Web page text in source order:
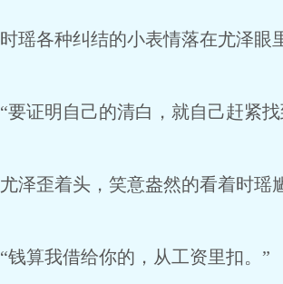
时瑶各种纠结的小表情落在尤泽眼
“要证明自己的清白，就自己赶紧
尤泽歪着头，笑意盎然的看着时瑶
“钱算我借给你的，从工资里扣。”